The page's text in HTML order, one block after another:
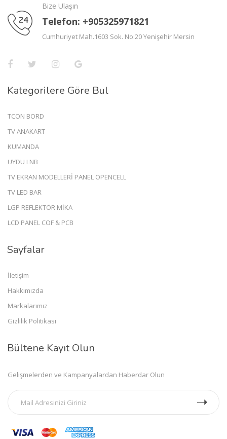
Bize Ulaşın
Telefon: +905325971821
Cumhuriyet Mah.1603 Sok. No:20 Yenişehir Mersin
Kategorilere Göre Bul
TCON BORD
TV ANAKART
KUMANDA
UYDU LNB
TV EKRAN MODELLERİ PANEL OPENCELL
TV LED BAR
LGP REFLEKTÖR MİKA
LCD PANEL COF & PCB
Sayfalar
İletişim
Hakkımızda
Markalarımız
Gizlilik Politikası
Bültene Kayıt Olun
Gelişmelerden ve Kampanyalardan Haberdar Olun